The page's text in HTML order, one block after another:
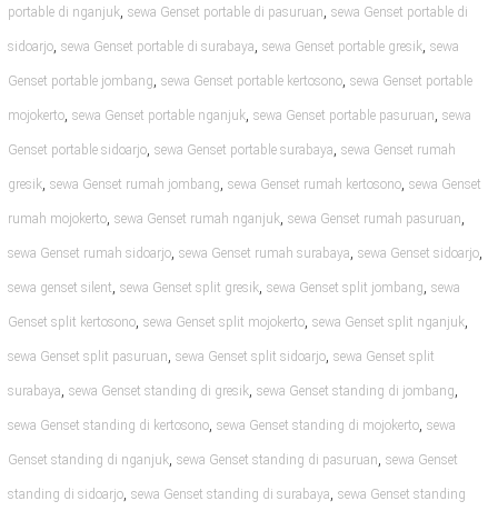
portable di nganjuk, sewa Genset portable di pasuruan, sewa Genset portable di
sidoarjo, sewa Genset portable di surabaya, sewa Genset portable gresik, sewa
Genset portable jombang, sewa Genset portable kertosono, sewa Genset portable
mojokerto, sewa Genset portable nganjuk, sewa Genset portable pasuruan, sewa
Genset portable sidoarjo, sewa Genset portable surabaya, sewa Genset rumah
gresik, sewa Genset rumah jombang, sewa Genset rumah kertosono, sewa Genset
rumah mojokerto, sewa Genset rumah nganjuk, sewa Genset rumah pasuruan,
sewa Genset rumah sidoarjo, sewa Genset rumah surabaya, sewa Genset sidoarjo,
sewa genset silent, sewa Genset split gresik, sewa Genset split jombang, sewa
Genset split kertosono, sewa Genset split mojokerto, sewa Genset split nganjuk,
sewa Genset split pasuruan, sewa Genset split sidoarjo, sewa Genset split
surabaya, sewa Genset standing di gresik, sewa Genset standing di jombang,
sewa Genset standing di kertosono, sewa Genset standing di mojokerto, sewa
Genset standing di nganjuk, sewa Genset standing di pasuruan, sewa Genset
standing di sidoarjo, sewa Genset standing di surabaya, sewa Genset standing